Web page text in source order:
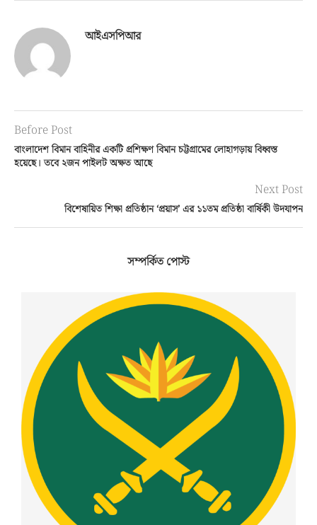
আইএসপিআর
Before Post
বাংলাদেশ বিমান বাহিনীর একটি প্রশিক্ষণ বিমান চট্টগ্রামের লোহাগড়ায় বিধ্বস্ত
হয়েছে। তবে ২জন পাইলট অক্ষত আছে
Next Post
বিশেষায়িত শিক্ষা প্রতিষ্ঠান ‘প্রয়াস’ এর ১১তম প্রতিষ্ঠা বার্ষিকী উদযাপন
সম্পর্কিত পোস্ট